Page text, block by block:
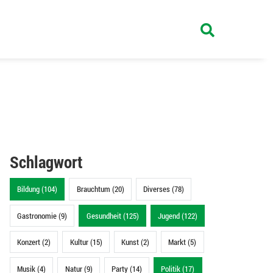
Schlagwort
Bildung (104) Brauchtum (20) Diverses (78)
Gastronomie (9) Gesundheit (125) Jugend (122)
Konzert (2) Kultur (15) Kunst (2) Markt (5)
Musik (4) Natur (9) Party (14) Politik (17)